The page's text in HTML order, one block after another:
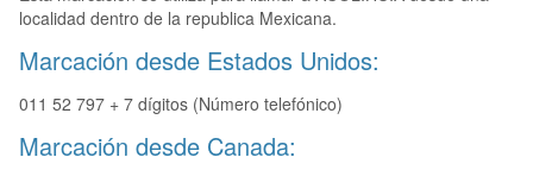
localidad dentro de la republica Mexicana.
Marcación desde Estados Unidos:
011 52 797 + 7 dígitos (Número telefónico)
Marcación desde Canada: